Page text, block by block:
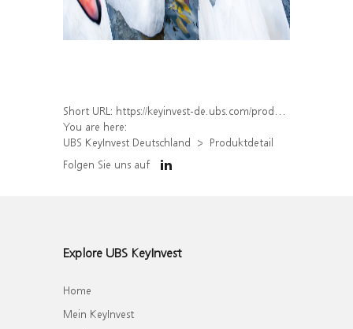
Short URL: https://keyinvest-de.ubs.com/produkt/detail/index/isin/DE000WA38068
You are here:
UBS KeyInvest Deutschland
Produktdetail
Folgen Sie uns auf
Explore UBS KeyInvest
Home
Mein KeyInvest